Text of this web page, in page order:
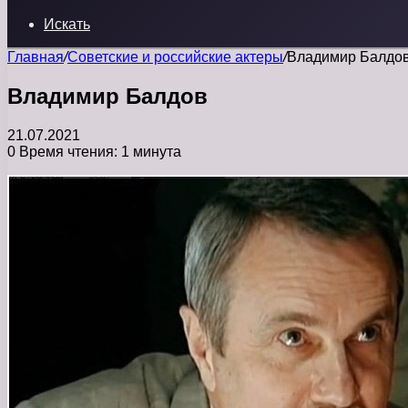
Искать
Главная/Советские и российские актеры/Владимир
Владимир Балдов
21.07.2021
0 Время чтения: 1 минута